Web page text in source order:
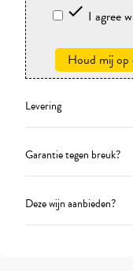
 I agree
Houd mij op
Levering
Garantie tegen breuk?
Deze wijn aanbieden?